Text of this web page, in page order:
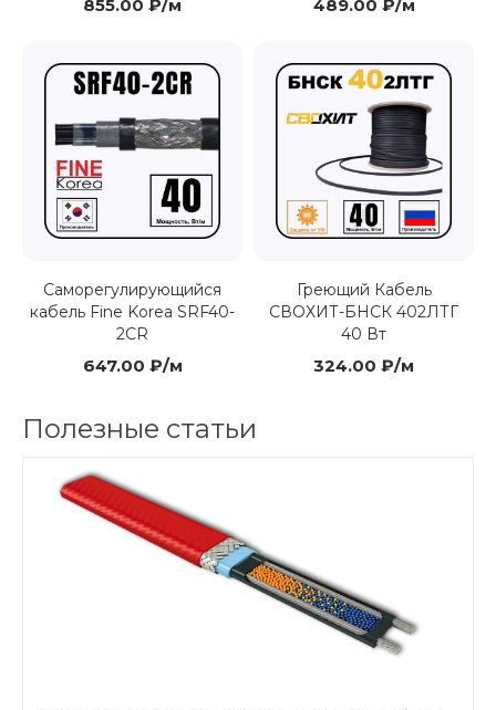
855.00 ₽/м 489.00 ₽/м
Саморегулирующийся
кабель Fine Korea SRF40-
2CR
647.00 ₽/м
Греющий Кабель
СВОХИТ-БНСК 402ЛТГ
40 Вт
324.00 ₽/м
Полезные статьи